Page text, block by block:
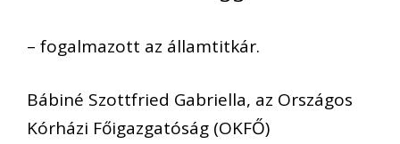
– fogalmazott az államtitkár.
Bábiné Szottfried Gabriella, az Országos
Kórházi Főigazgatóság (OKFŐ)